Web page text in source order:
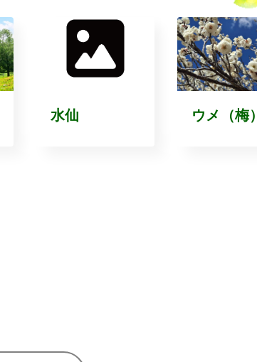
水仙 ウメ（梅）